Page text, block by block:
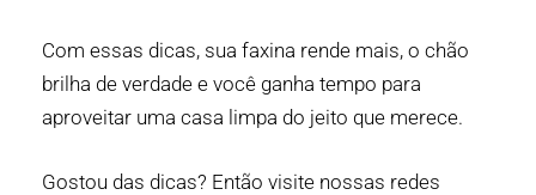
Com essas dicas, sua faxina rende mais, o chão
brilha de verdade e você ganha tempo para
aproveitar uma casa limpa do jeito que merece.
Gostou das dicas? Então visite nossas redes